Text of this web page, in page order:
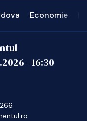
Economie
-16:30